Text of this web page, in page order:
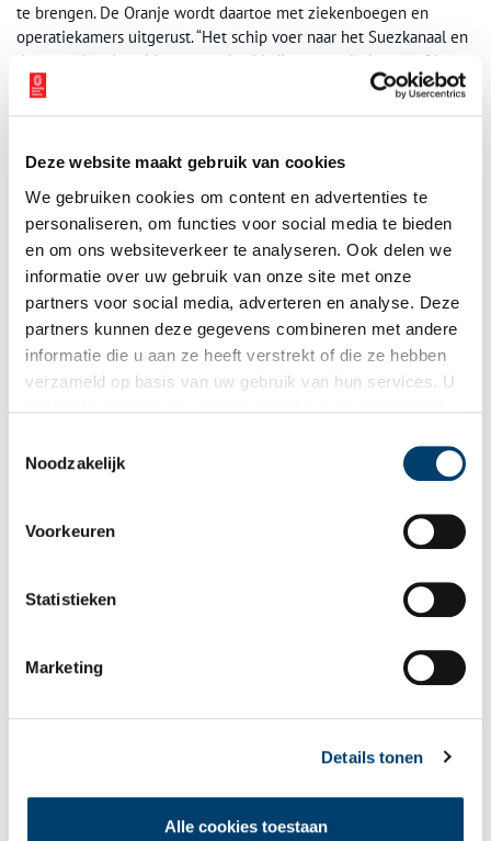
Deze website maakt gebruik van cookies
We gebruiken cookies om content en advertenties te
personaliseren, om functies voor social media te bieden
en om ons websiteverkeer te analyseren. Ook delen we
informatie over uw gebruik van onze site met onze
partners voor social media, adverteren en analyse. Deze
partners kunnen deze gegevens combineren met andere
informatie die u aan ze heeft verstrekt of die ze hebben
verzameld op basis van uw gebruik van hun services. U
Noodzakelijk
Voorkeuren
Statistieken
Marketing
Details tonen
Alle cookies toestaan
te brengen. De Oranje wordt daartoe met ziekenboegen en
operatiekamers uitgerust. “Het schip voer naar het Suezkanaal en
daar werden de soldaten opgehaald, die met treintjes vanaf het
slagveld waren vervoerd.”
geallieerden beslist, en gaat De Oranje nog twee jaar in het
Middellandse Zeegebied varen, om gewonde Engelse soldaten,
die in Italië en Malta vechten, terug te brengen naar de Engelse
haven Southampton.
De ivoren doophamer en zilveren doopbijl (guillotine-model), waarmee toenmalig
Japan
de oorlog verloren, maar Nederland, dat zelf net een oorlog
Nederlands-Indië te herstellen. Er is sprake van een vacuüm en
de Indonesische onafhankelijkheidsstrijd breekt uit. Met name